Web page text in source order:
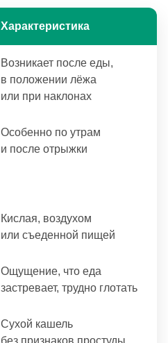
Характеристика
Возникает после еды,
в положении лёжа
или при наклонах
Особенно по утрам
и после отрыжки
Кислая, воздухом
или съеденной пищей
Ощущение, что еда
застревает, трудно глотать
Сухой кашель
без признаков простуды,